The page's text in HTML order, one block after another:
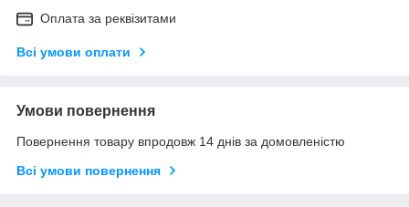
Оплата за реквізитами
Всі умови оплати
Умови повернення
Повернення товару впродовж 14 днів за домовленістю
Всі умови повернення